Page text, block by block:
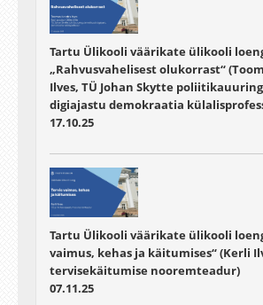
Tartu Ülikooli väärikate ülikooli
„Rahvusvahelisest olukorrast“
Ilves, TÜ Johan Skytte
digiajastu demokraatia
17.10.25
Tartu Ülikooli väärikate ülikooli
vaimus, kehas ja käitumises“ (Kerli
tervisekäitumise nooremteadur)
07.11.25